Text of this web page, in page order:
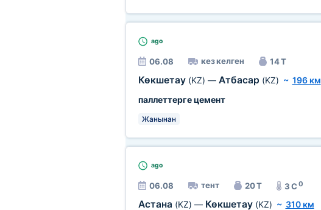
ago
06.08 кез келген 14 Т
Көкшетау (KZ) — Атбасар (KZ) ~ 196 км
паллеттерге цемент
Жанынан
ago
06.08 тент 20 Т 3 C0
Астана (KZ) — Көкшетау (KZ) ~ 310 км